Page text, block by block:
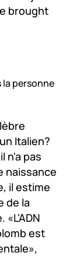
brought
personne
Italien?
n'a pas
naissance
il estime
de la
est